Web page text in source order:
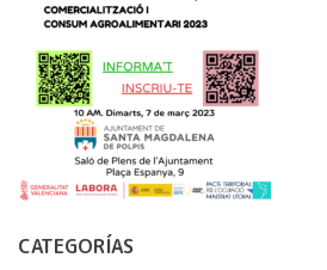
CATEGORÍAS